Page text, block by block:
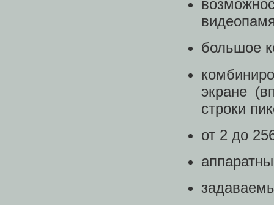
большое
экране
строки
от 2 до